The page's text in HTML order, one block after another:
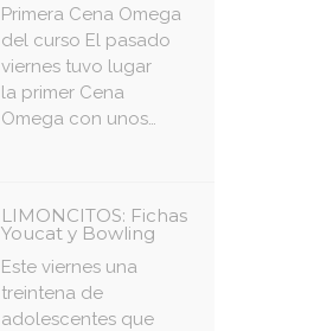
Primera Cena Omega
del curso El pasado
viernes tuvo lugar
la primer Cena
Omega con unos…
LIMONCITOS: Fichas
Youcat y Bowling
Este viernes una
treintena de
adolescentes que